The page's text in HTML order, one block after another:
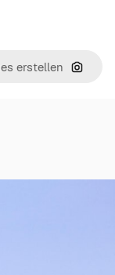
Nach